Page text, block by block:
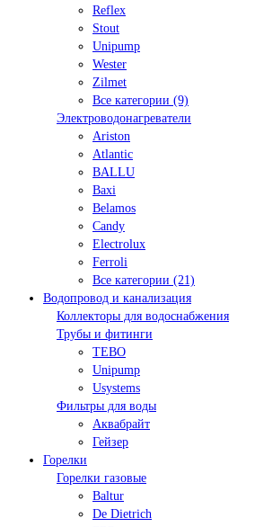
Reflex
Stout
Unipump
Wester
Zilmet
Все категории (9)
Электроводонагреватели
Ariston
Atlantic
BALLU
Baxi
Belamos
Candy
Electrolux
Ferroli
Все категории (21)
Водопровод и канализация
Коллекторы для водоснабжения
Трубы и фитинги
TEBO
Unipump
Usystems
Фильтры для воды
Аквабрайт
Гейзер
Горелки
Горелки газовые
Baltur
De Dietrich